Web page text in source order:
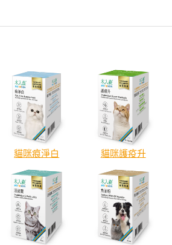
貓咪痕淨白 貓咪護疫升